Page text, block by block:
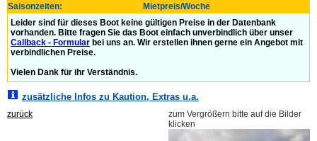
Saisonzeiten:
Mietpreis/Woche
Leider sind für dieses Boot keine gültigen Preise in der Datenbank
vorhanden. Bitte fragen Sie das Boot einfach unverbindlich über unser
Callback - Formular bei uns an. Wir erstellen ihnen gerne ein Angebot mit
verbindlichen Preise.
Vielen Dank für ihr Verständnis.
zusätzliche Infos zu Kaution, Extras u.a.
zum Vergrößern bitte auf die Bilder
klicken
zurück